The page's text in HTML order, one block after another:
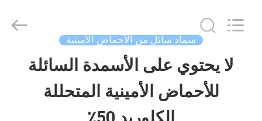
الصفحة
الرئيسية
Sichuan
Shihong
سماد سائل من الأحماض الأمينية
لا يحتوي على الأسمدة السائلة
للأحماض الأمينية المتحللة